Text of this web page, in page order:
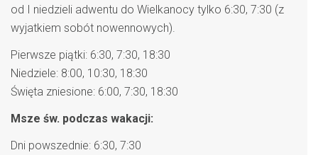
od I niedzieli adwentu do Wielkanocy tylko 6:30, 7:30 (z
wyjatkiem sobót nowennowych).
Pierwsze piątki: 6:30, 7:30, 18:30
Niedziele: 8:00, 10:30, 18:30
Święta zniesione: 6:00, 7:30, 18:30
Msze św. podczas wakacji:
Dni powszednie: 6:30, 7:30